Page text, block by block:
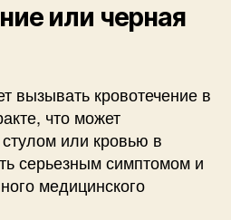
или черная
вызывать кровотечение в
что может
или кровью в
серьезным симптомом и
медицинского